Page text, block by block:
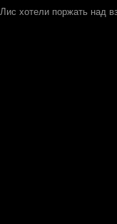
хотели поржать над